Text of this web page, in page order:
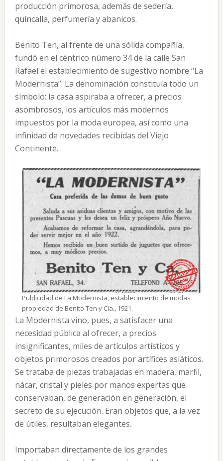
producción primorosa, además de sedería,
quincalla, perfumería y abanicos.
Benito Ten, al frente de una sólida compañía,
fundó en el céntrico número 34 de la calle San
Rafael el establecimiento de sugestivo nombre “La
Modernista”. La denominación constituía todo un
símbolo: la casa aspiraba a ofrecer, a precios
asombrosos, los artículos más modernos
impuestos por la moda europea, así como una
infinidad de novedades recibidas del Viejo
Continente.
Publicidad de La Modernista, establecimiento de modas
propiedad de Benito Ten y Cía., 1921.
La Modernista vino, pues, a satisfacer una
necesidad pública al ofrecer, a precios
insignificantes, miles de artículos artísticos y
objetos primorosos creados por artífices asiáticos.
Se trataba de piezas trabajadas en madera, marfil,
nácar, cristal y pieles por manos expertas que
conservaban, de generación en generación, el
secreto de su ejecución. Eran objetos que, a la vez
de útiles, resultaban elegantes.
Importaban directamente de los grandes